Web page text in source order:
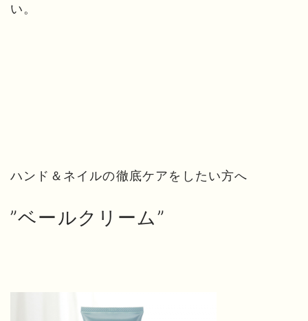
い。
ハンド＆ネイルの徹底ケアをしたい方へ
”ベールクリーム”